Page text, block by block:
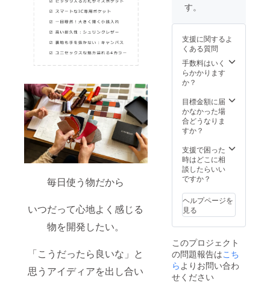
毎日使う物だから
いつだって心地よく感じる
物を開発したい。
「こうだったら良いな」と
思うアイディアを出し合い
す。
支援に関するよ
くある質問
手数料はいく
らかかります
か？
目標金額に届
かなかった場
合どうなりま
すか？
支援で困った
時はどこに相
談したらいい
ですか？
ヘルプページを
見る
このプロジェクト
の問題報告はこち
らよりお問い合わ
せください